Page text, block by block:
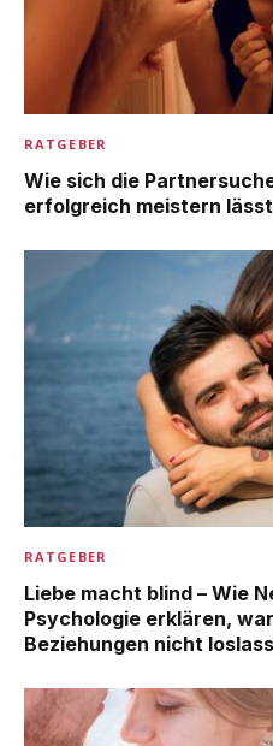
RATGEBER
Wie sich die
erfolgreich meistern lässt
RATGEBER
Liebe macht blind – Wie
Psychologie erklären,
Beziehungen nicht